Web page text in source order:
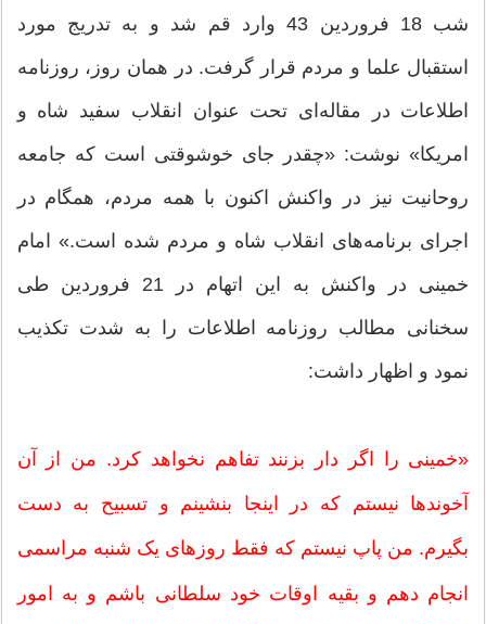
شب 18 فروردین 43 وارد قم شد و به تدریج مورد
استقبال علما و مردم قرار گرفت. در همان روز، روزنامه
اطلاعات در مقاله‌ای تحت عنوان انقلاب سفید شاه و
امریکا» نوشت: «چقدر جای خوشوقتی است که جامعه
روحانیت نیز در واکنش اکنون با همه مردم، همگام در
اجرای برنامه‌های انقلاب شاه و مردم شده است.» امام
خمینی در واکنش به این اتهام در 21 فروردین طی
سخنانی مطالب روزنامه اطلاعات را به شدت تکذیب
نمود و اظهار داشت:
«خمینی را اگر دار بزنند تفاهم نخواهد کرد. من از آن
آخوندها نیستم که در اینجا بنشینم و تسبیح به دست
بگیرم. من پاپ نیستم که فقط روزهای یک شنبه مراسمی
انجام دهم و بقیه اوقات خود سلطانی باشم و به امور